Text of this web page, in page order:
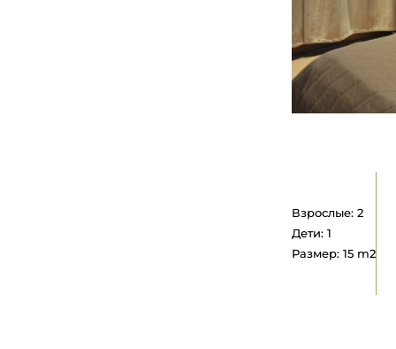
Взрослые: 2
Дети: 1
Размер: 15 m2